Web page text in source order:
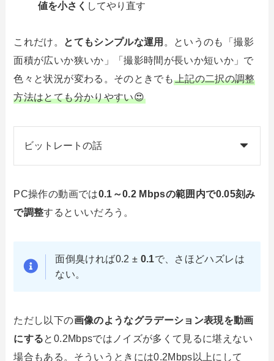
値を小さく してやり直す
これだけ。 とてもシンプルな運用 。というのも「撮影
面積が広いか狭いか」「撮影時間が長いか短いか」で
色々と状況が変わる。そのときでも上記の二択の調整
方法はとても分かりやすい😍
ビットレートの話
PC操作の動画では0.1～0.2 Mbpsの範囲内で0.05刻み
で調整するといいだろう。
面倒臭ければ0.2 ± 0.1で、さほどハズレは
ない。
ただし以下の画像のようなグラデーション表現を動画
にすると0.2Mbpsではノイズが多くて見るに堪えない
場合もある。そういうときには0.2Mbps以上にして